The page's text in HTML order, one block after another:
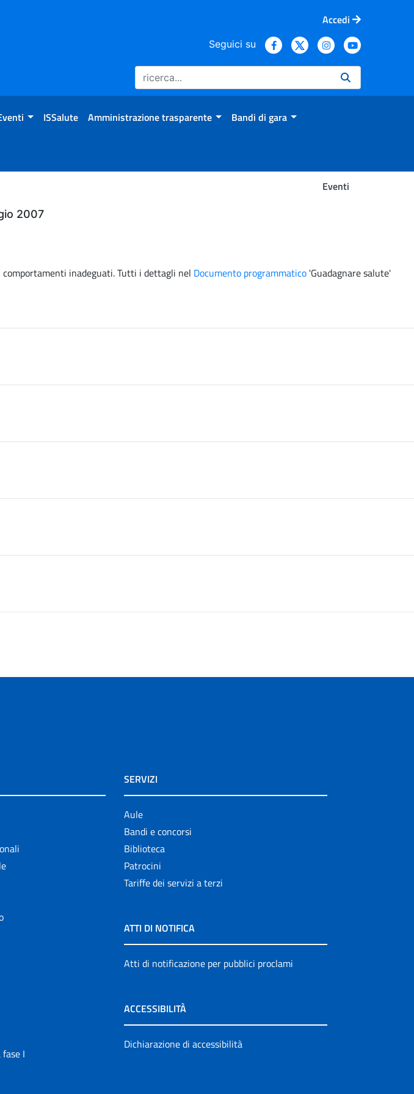
Accedi
Seguici su
ISSalute Amministrazione trasparente Bandi di gara
Eventi
2007
inadeguati. Tutti i dettagli nel Documento programmatico 'Guadagnare salute'
I
SERVIZI
Aule
Bandi e concorsi
Biblioteca
Patrocini
Tariffe dei servizi a terzi
ATTI DI NOTIFICA
Atti di notificazione per pubblici proclami
ACCESSIBILITÀ
Dichiarazione di accessibilità